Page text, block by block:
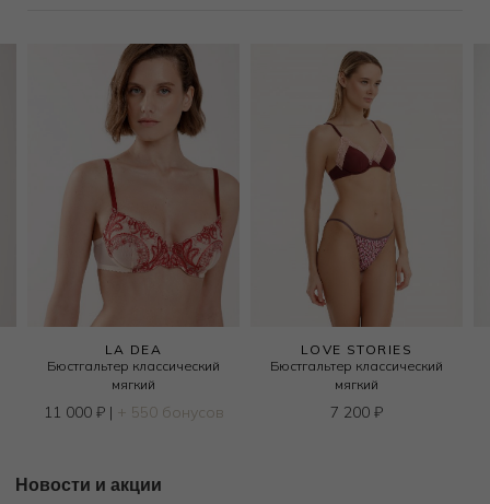
LA DEA
Бюстгальтер классический
мягкий
11 000 ₽| + 550 бонусов
LOVE STORIES
Бюстгальтер классический
мягкий
7 200 ₽
Новости и акции